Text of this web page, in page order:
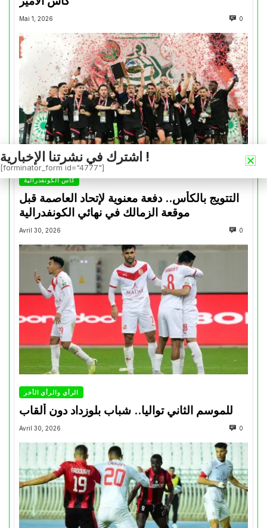
Mai 1, 2026 0
كأس الكونفدرالية
التتويج بالكأس.. دفعة معنوية لإتحاد العاصمة قبل
موقعة الزمالك في نهائي الكونفدرالية
Avril 30, 2026 0
الرأي والرأي الأخر
للموسم الثاني تواليا.. شباب بلوزداد دون ألقاب
Avril 30, 2026 0
اشترك في نشرتنا الإخبارية !
[forminator_form id="4777"]